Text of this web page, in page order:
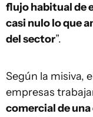
flujo habitual de
casi nulo lo que
del sector”.
Según la misiva,
empresas
comercial de